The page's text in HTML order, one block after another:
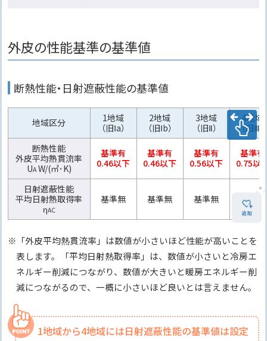
外皮の性能基準の基準値
断熱性能・日射遮蔽性能の基準値
地域区分
1地域
（旧Ⅰa）
2地域
（旧Ⅰb）
3地域
（旧Ⅱ）
4地域
（旧Ⅲ
断熱性能
外皮平均熱貫流率
UAW/(㎡･K)
基準有
0.46以下
基準有
0.46以下
基準有
0.56以下
基準有
0.75以
日射遮蔽性能
平均日射熱取得率
ηAC
基準無 基準無 基準無 基準無
「外皮平均熱貫流率」は数値が小さいほど性能が高いことを
表します。「平均日射熱取得率」は、数値が小さいと冷房エ
ネルギー削減につながり、数値が大きいと暖房エネルギー削
減につながるので、一概に小さいほど良いとは言えません。
1地域から4地域には日射遮蔽性能の基準値は設定